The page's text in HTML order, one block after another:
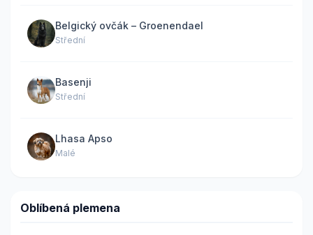
Belgický ovčák – Groenendael
Střední
Basenji
Střední
Lhasa Apso
Malé
Oblíbená plemena